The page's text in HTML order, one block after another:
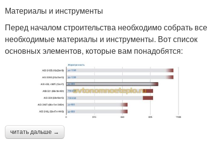
Материалы и инструменты
Перед началом строительства необходимо собрать все
необходимые материалы и инструменты. Вот список
основных элементов, которые вам понадобятся:
читать дальше →